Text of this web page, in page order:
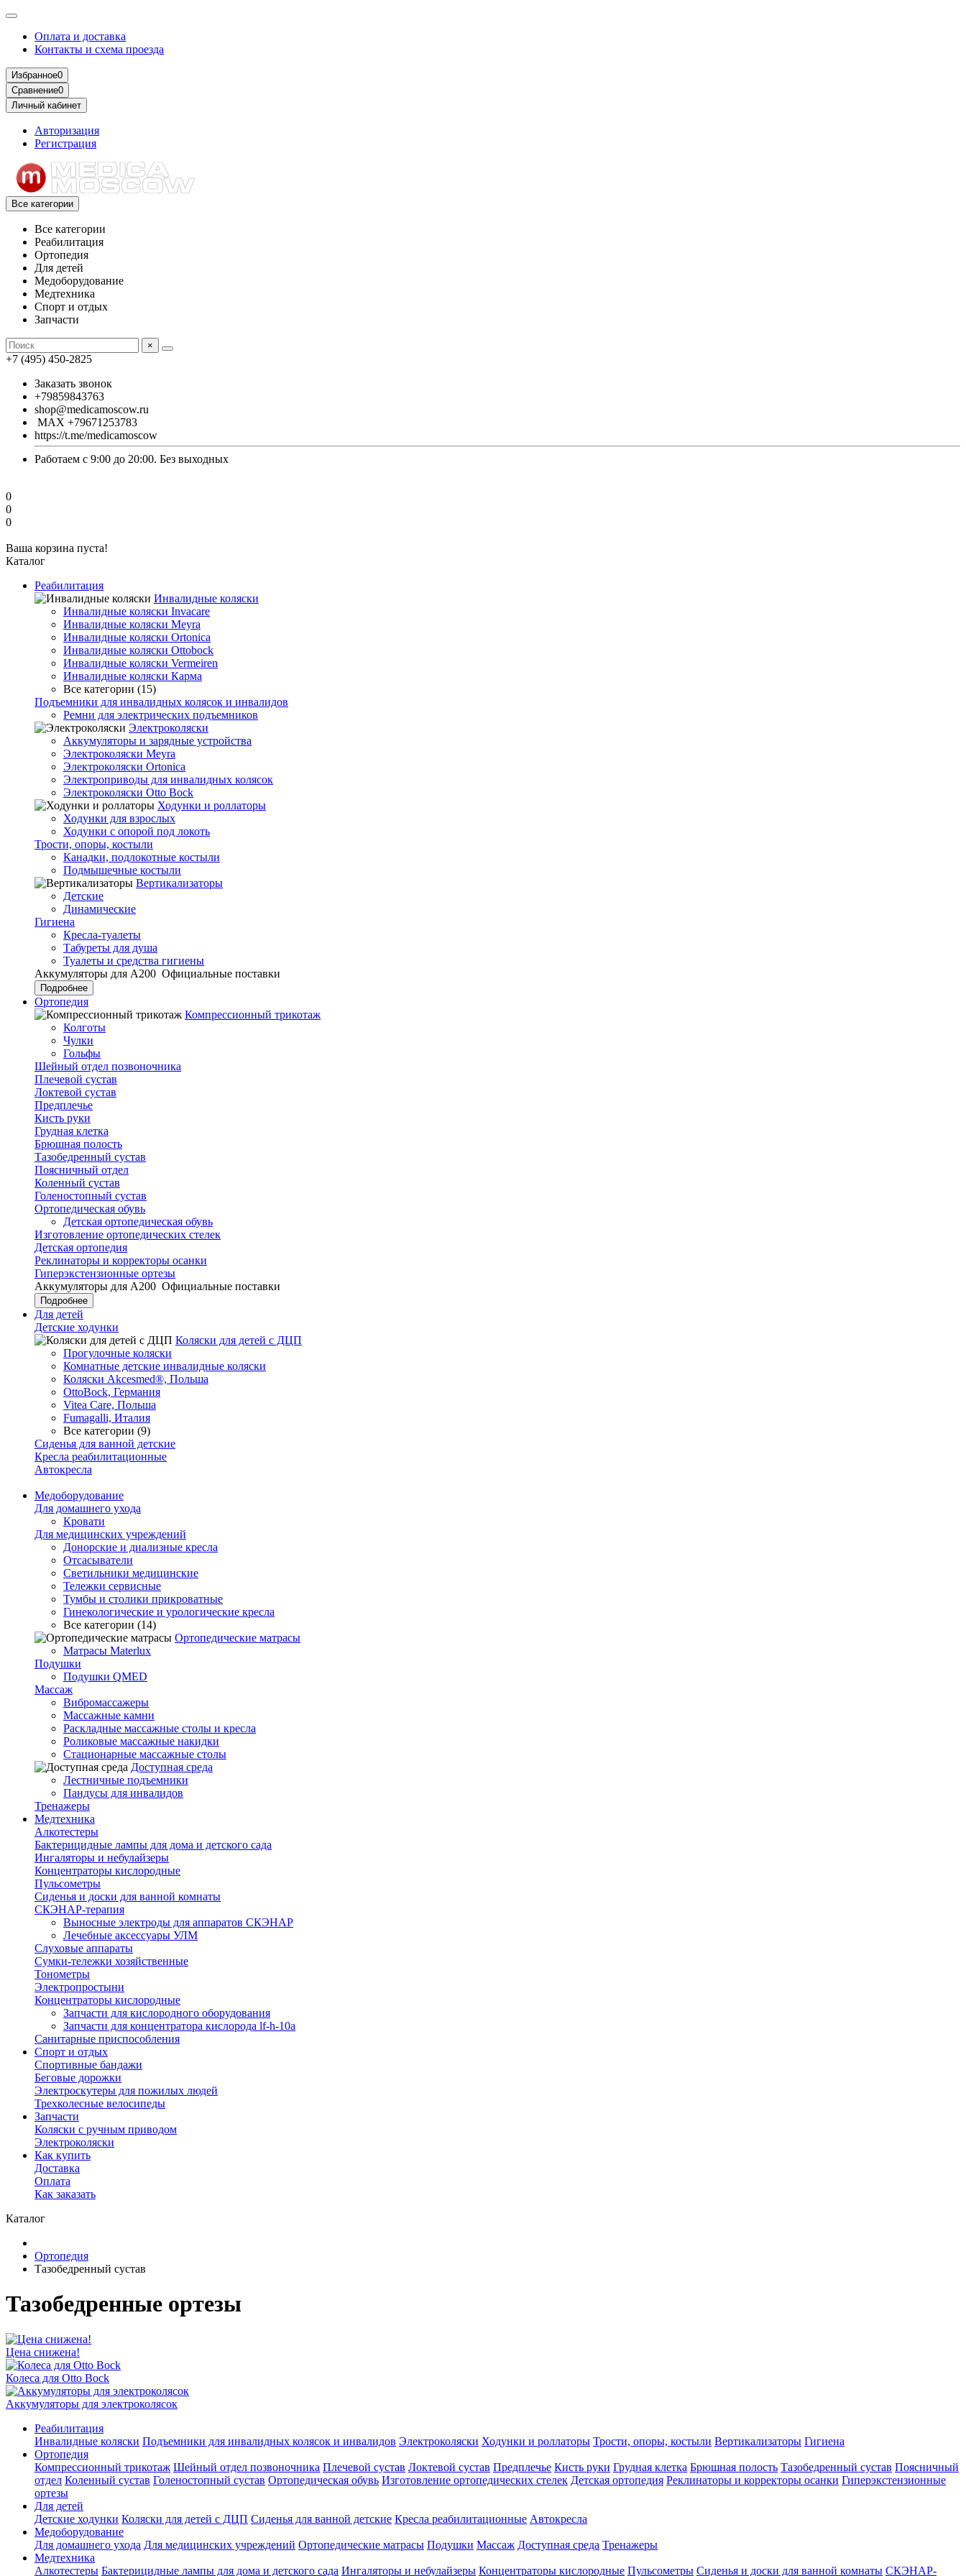
Оплата и доставка
Контакты и схема проезда
Избранное0
Сравнение0
Личный кабинет
Авторизация
Регистрация
Все категории
Все категории
Реабилитация
Ортопедия
Для детей
Медоборудование
Mедтехника
Спорт и отдых
Запчасти
×
+7 (495) 450-2825
Заказать звонок
+79859843763
shop@medicamoscow.ru
MAX +79671253783
https://t.me/medicamoscow
Работаем с 9:00 до 20:00. Без выходных
0
0
0
Ваша корзина пуста!
Каталог
Реабилитация
Инвалидные коляски
Инвалидные коляски Invacare
Инвалидные коляски Meyra
Инвалидные коляски Ortonica
Инвалидные коляски Ottobock
Инвалидные коляски Vermeiren
Инвалидные коляски Карма
Все категории (15)
Подъемники для инвалидных колясок и инвалидов
Ремни для электрических подъемников
Электроколяски
Аккумуляторы и зарядные устройства
Электроколяски Meyra
Электроколяски Ortonica
Электроприводы для инвалидных колясок
Электроколяски Otto Bock
Ходунки и роллаторы
Ходунки для взрослых
Ходунки с опорой под локоть
Трости, опоры, костыли
Канадки, подлокотные костыли
Подмышечные костыли
Вертикализаторы
Детские
Динамические
Гигиена
Кресла-туалеты
Табуреты для душа
Туалеты и средства гигиены
Аккумуляторы для А200 Официальные поставки
Подробнее
Ортопедия
Компрессионный трикотаж
Колготы
Чулки
Гольфы
Шейный отдел позвоночника
Плечевой сустав
Локтевой сустав
Предплечье
Кисть руки
Грудная клетка
Брюшная полость
Тазобедренный сустав
Поясничный отдел
Коленный сустав
Голеностопный сустав
Ортопедическая обувь
Детская ортопедическая обувь
Изготовление ортопедических стелек
Детская ортопедия
Реклинаторы и корректоры осанки
Гиперэкстензионные ортезы
Аккумуляторы для А200 Официальные поставки
Подробнее
Для детей
Детские ходунки
Коляски для детей с ДЦП
Прогулочные коляски
Комнатные детские инвалидные коляски
Коляски Akcesmed®, Польша
OttoBock, Германия
Vitea Care, Польша
Fumagalli, Италия
Все категории (9)
Сиденья для ванной детские
Кресла реабилитационные
Автокресла
Медоборудование
Для домашнего ухода
Кровати
Для медицинских учреждений
Донорские и диализные кресла
Отсасыватели
Светильники медицинские
Тележки сервисные
Тумбы и столики прикроватные
Гинекологические и урологические кресла
Все категории (14)
Ортопедические матрасы
Матрасы Materlux
Подушки
Подушки QMED
Массаж
Вибромассажеры
Массажные камни
Раскладные массажные столы и кресла
Роликовые массажные накидки
Стационарные массажные столы
Доступная среда
Лестничные подъемники
Пандусы для инвалидов
Тренажеры
Mедтехника
Алкотестеры
Бактерицидные лампы для дома и детского сада
Ингаляторы и небулайзеры
Концентраторы кислородные
Пульсометры
Сиденья и доски для ванной комнаты
СКЭНАР-терапия
Выносные электроды для аппаратов СКЭНАР
Лечебные аксессуары УЛМ
Слуховые аппараты
Сумки-тележки хозяйственные
Тонометры
Электропростыни
Концентраторы кислородные
Запчасти для кислородного оборудования
Запчасти для концентратора кислорода lf-h-10a
Санитарные приспособления
Спорт и отдых
Спортивные бандажи
Беговые дорожки
Электроскутеры для пожилых людей
Трехколесные велосипеды
Запчасти
Коляски с ручным приводом
Электроколяски
Как купить
Доставка
Оплата
Как заказать
Каталог
Ортопедия
Тазобедренный сустав
Тазобедренные ортезы
Цена снижена!
Колеса для Otto Bock
Аккумуляторы для электроколясок
Реабилитация
Инвалидные коляски Подъемники для инвалидных колясок и инвалидов Электроколяски Ходунки и роллаторы Трости, опоры, костыли Вертикализаторы Гигиена
Ортопедия
Компрессионный трикотаж Шейный отдел позвоночника Плечевой сустав Локтевой сустав Предплечье Кисть руки Грудная клетка Брюшная полость Тазобедренный сустав Поясничный
отдел Коленный сустав Голеностопный сустав Ортопедическая обувь Изготовление ортопедических стелек Детская ортопедия Реклинаторы и корректоры осанки Гиперэкстензионные
ортезы
Для детей
Детские ходунки Коляски для детей с ДЦП Сиденья для ванной детские Кресла реабилитационные Автокресла
Медоборудование
Для домашнего ухода Для медицинских учреждений Ортопедические матрасы Подушки Массаж Доступная среда Тренажеры
Mедтехника
Алкотестеры Бактерицидные лампы для дома и детского сада Ингаляторы и небулайзеры Концентраторы кислородные Пульсометры Сиденья и доски для ванной комнаты СКЭНАР-